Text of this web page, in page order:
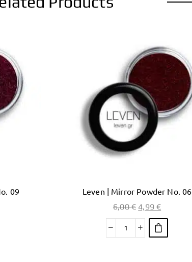
09 Leven | Mirror Powder No. 06
6,00€ 4,99€